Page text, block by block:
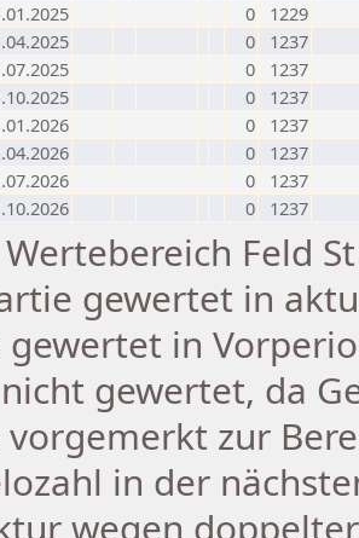
0
1229
0
1237
0
1237
0
1237
0
1237
0
1237
0
1237
0 1237
Wertebereich Feld
gewertet in
gewertet in
gewertet, da
vorgemerkt zur
in der
wegen